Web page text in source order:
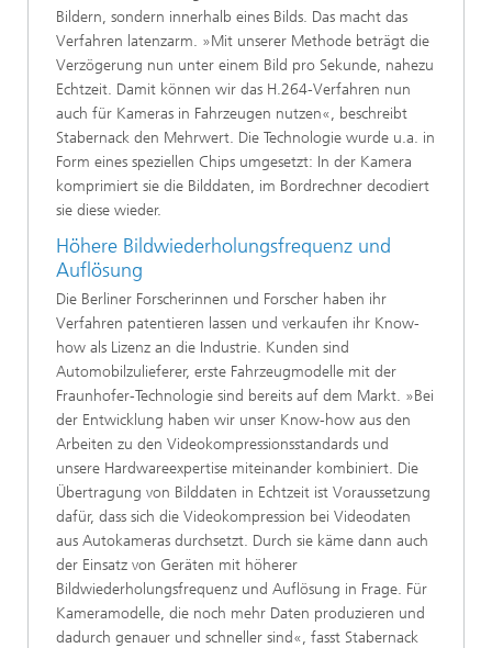
Bildern, sondern innerhalb eines Bilds. Das macht das
Verfahren latenzarm. »Mit unserer Methode beträgt die
Verzögerung nun unter einem Bild pro Sekunde, nahezu
Echtzeit. Damit können wir das H.264-Verfahren nun
auch für Kameras in Fahrzeugen nutzen«, beschreibt
Stabernack den Mehrwert. Die Technologie wurde u.a. in
Form eines speziellen Chips umgesetzt: In der Kamera
komprimiert sie die Bilddaten, im Bordrechner decodiert
sie diese wieder.
Höhere Bildwiederholungsfrequenz und
Auflösung
Die Berliner Forscherinnen und Forscher haben ihr
Verfahren patentieren lassen und verkaufen ihr Know-
how als Lizenz an die Industrie. Kunden sind
Automobilzulieferer, erste Fahrzeugmodelle mit der
Fraunhofer-Technologie sind bereits auf dem Markt. »Bei
der Entwicklung haben wir unser Know-how aus den
Arbeiten zu den Videokompressionsstandards und
unsere Hardwareexpertise miteinander kombiniert. Die
Übertragung von Bilddaten in Echtzeit ist Voraussetzung
dafür, dass sich die Videokompression bei Videodaten
aus Autokameras durchsetzt. Durch sie käme dann auch
der Einsatz von Geräten mit höherer
Bildwiederholungsfrequenz und Auflösung in Frage. Für
Kameramodelle, die noch mehr Daten produzieren und
dadurch genauer und schneller sind«, fasst Stabernack